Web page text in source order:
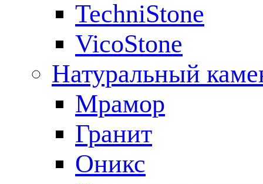
TechniStone
VicoStone
Натуральный
Мрамор
Гранит
Оникс